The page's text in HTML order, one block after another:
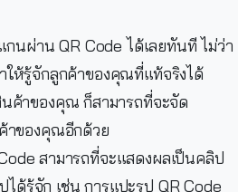
นผ่าน QR Code ได้เลยทันที ไม่ว่า
ให้รู้จักลูกค้าของคุณที่แท้จริงได้
ค้าของคุณ ก็สามารถที่จะจัด
าของคุณอีกด้วย
สามารถที่จะแสดงผลเป็นคลิป
ด้รู้จัก เช่น การแปะรูป QR Code